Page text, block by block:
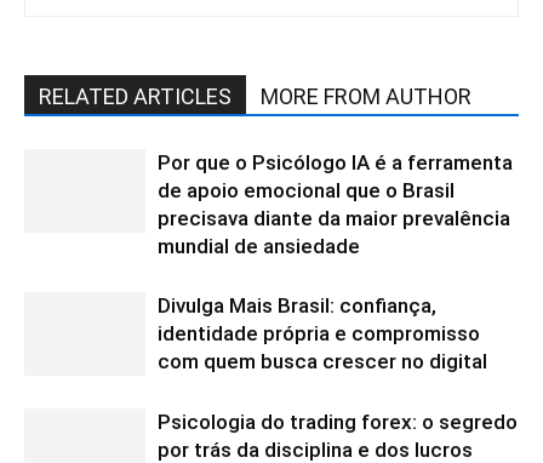
RELATED ARTICLES MORE FROM AUTHOR
Por que o Psicólogo IA é a ferramenta
de apoio emocional que o Brasil
precisava diante da maior prevalência
mundial de ansiedade
Divulga Mais Brasil: confiança,
identidade própria e compromisso
com quem busca crescer no digital
Psicologia do trading forex: o segredo
por trás da disciplina e dos lucros